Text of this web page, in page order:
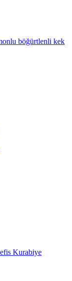
böğürtlenli kek
Kurabiye